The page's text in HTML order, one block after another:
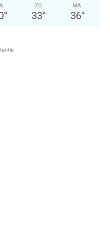
°
ZO
33°
MA
36°